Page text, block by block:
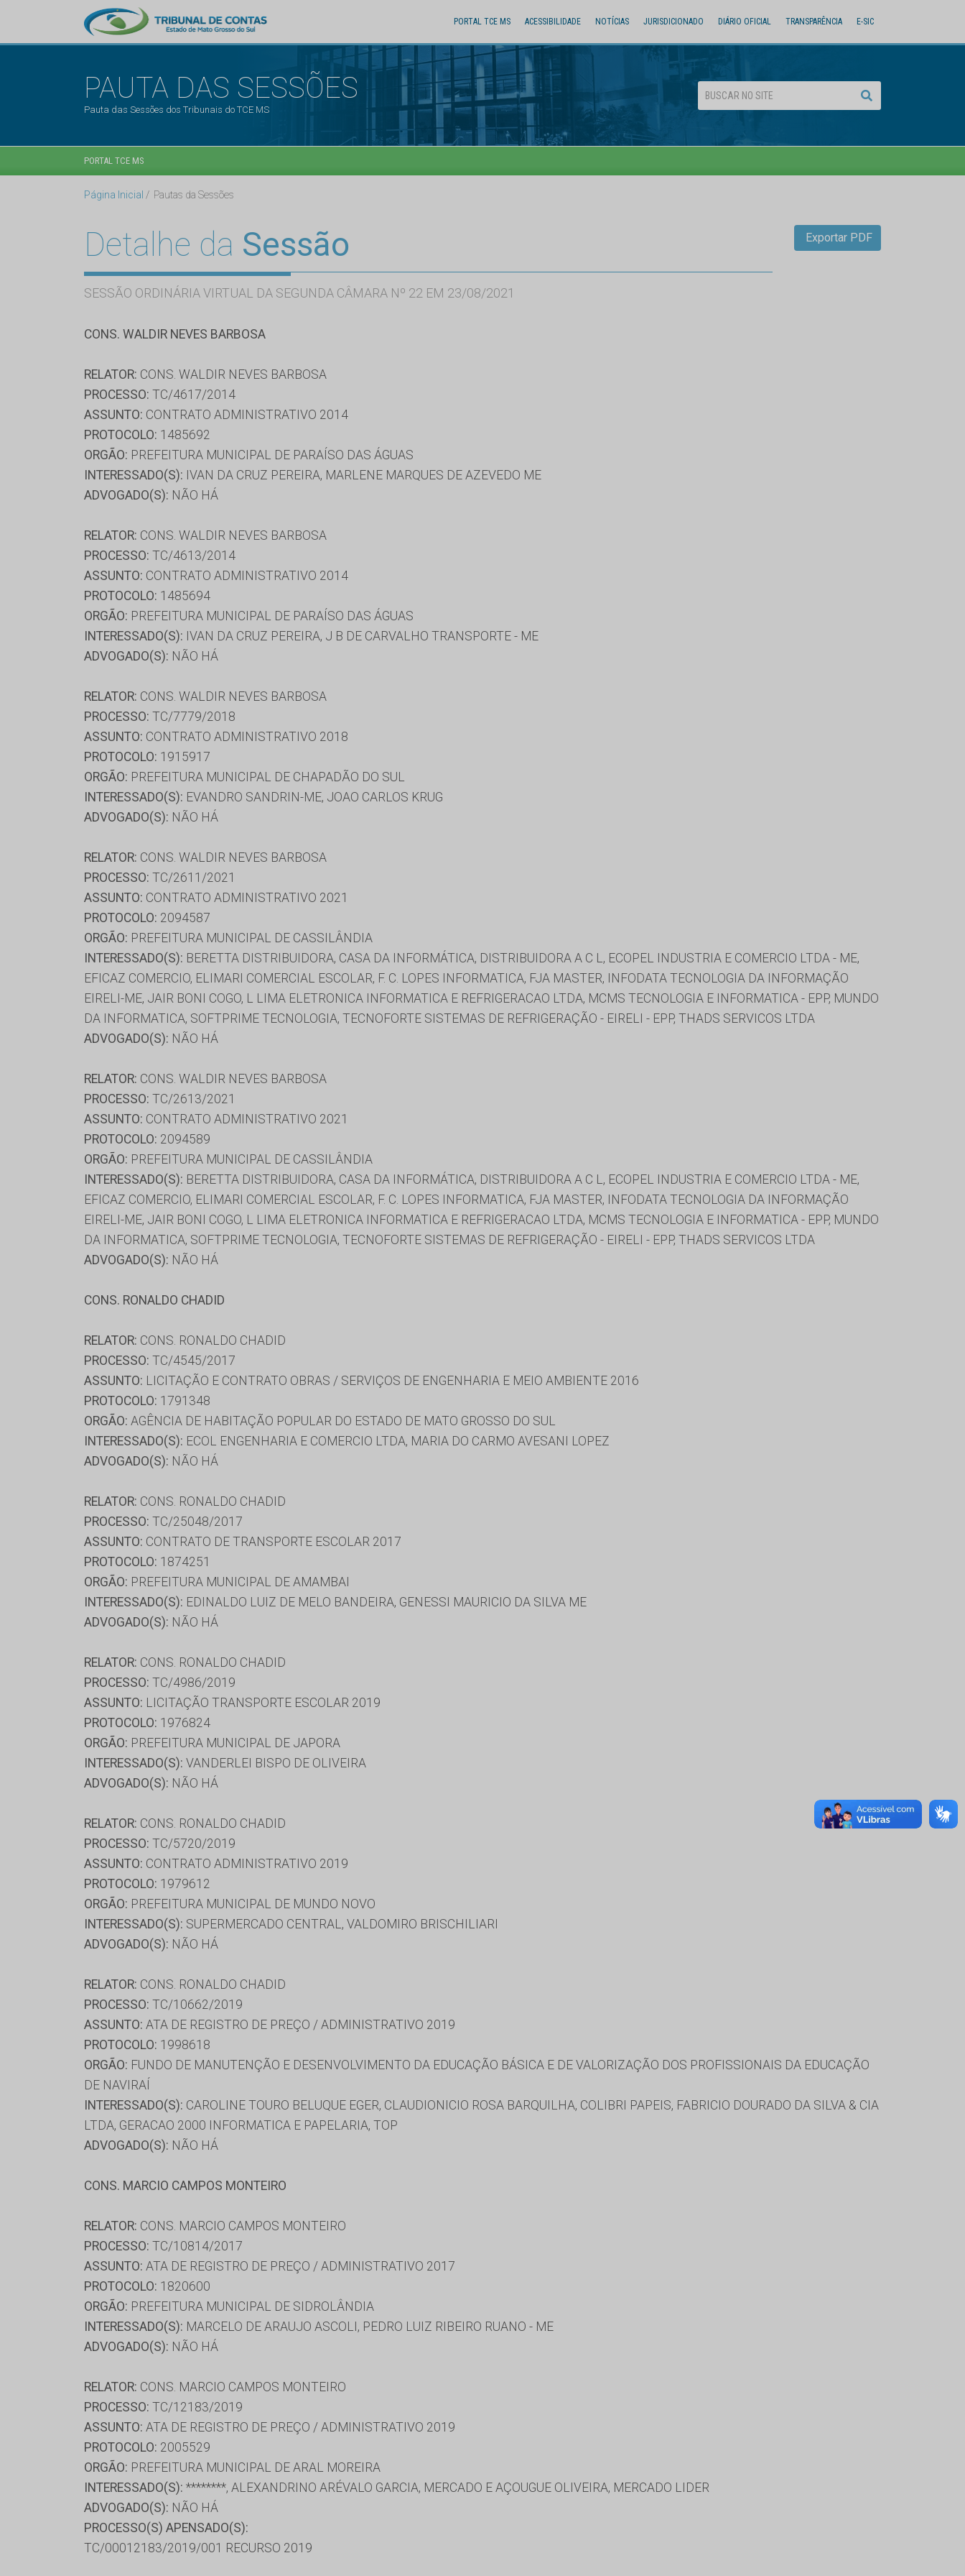
PORTAL TCE MS ACESSIBILIDADE NOTÍCIAS JURISDICIONADO DIÁRIO OFICIAL TRANSPARÊNCIA E-SIC
PAUTA DAS SESSÕES
Pauta das Sessões dos Tribunais do TCE MS
PORTAL TCE MS
Página Inicial Pautas da Sessões
Detalhe da Sessão
SESSÃO ORDINÁRIA VIRTUAL DA SEGUNDA CÂMARA Nº 22 EM 23/08/2021
Exportar PDF
CONS. WALDIR NEVES BARBOSA
RELATOR: CONS. WALDIR NEVES BARBOSA
PROCESSO: TC/4617/2014
ASSUNTO: CONTRATO ADMINISTRATIVO 2014
PROTOCOLO: 1485692
ORGÃO: PREFEITURA MUNICIPAL DE PARAÍSO DAS ÁGUAS
INTERESSADO(S): IVAN DA CRUZ PEREIRA, MARLENE MARQUES DE AZEVEDO ME
ADVOGADO(S): NÃO HÁ
RELATOR: CONS. WALDIR NEVES BARBOSA
PROCESSO: TC/4613/2014
ASSUNTO: CONTRATO ADMINISTRATIVO 2014
PROTOCOLO: 1485694
ORGÃO: PREFEITURA MUNICIPAL DE PARAÍSO DAS ÁGUAS
INTERESSADO(S): IVAN DA CRUZ PEREIRA, J B DE CARVALHO TRANSPORTE - ME
ADVOGADO(S): NÃO HÁ
RELATOR: CONS. WALDIR NEVES BARBOSA
PROCESSO: TC/7779/2018
ASSUNTO: CONTRATO ADMINISTRATIVO 2018
PROTOCOLO: 1915917
ORGÃO: PREFEITURA MUNICIPAL DE CHAPADÃO DO SUL
INTERESSADO(S): EVANDRO SANDRIN-ME, JOAO CARLOS KRUG
ADVOGADO(S): NÃO HÁ
RELATOR: CONS. WALDIR NEVES BARBOSA
PROCESSO: TC/2611/2021
ASSUNTO: CONTRATO ADMINISTRATIVO 2021
PROTOCOLO: 2094587
ORGÃO: PREFEITURA MUNICIPAL DE CASSILÂNDIA
INTERESSADO(S): BERETTA DISTRIBUIDORA, CASA DA INFORMÁTICA, DISTRIBUIDORA A C L, ECOPEL INDUSTRIA E COMERCIO LTDA - ME,
EFICAZ COMERCIO, ELIMARI COMERCIAL ESCOLAR, F. C. LOPES INFORMATICA, FJA MASTER, INFODATA TECNOLOGIA DA INFORMAÇÃO
EIRELI-ME, JAIR BONI COGO, L LIMA ELETRONICA INFORMATICA E REFRIGERACAO LTDA, MCMS TECNOLOGIA E INFORMATICA - EPP, MUNDO
DA INFORMATICA, SOFTPRIME TECNOLOGIA, TECNOFORTE SISTEMAS DE REFRIGERAÇÃO - EIRELI - EPP, THADS SERVICOS LTDA
ADVOGADO(S): NÃO HÁ
RELATOR: CONS. WALDIR NEVES BARBOSA
PROCESSO: TC/2613/2021
ASSUNTO: CONTRATO ADMINISTRATIVO 2021
PROTOCOLO: 2094589
ORGÃO: PREFEITURA MUNICIPAL DE CASSILÂNDIA
INTERESSADO(S): BERETTA DISTRIBUIDORA, CASA DA INFORMÁTICA, DISTRIBUIDORA A C L, ECOPEL INDUSTRIA E COMERCIO LTDA - ME,
EFICAZ COMERCIO, ELIMARI COMERCIAL ESCOLAR, F. C. LOPES INFORMATICA, FJA MASTER, INFODATA TECNOLOGIA DA INFORMAÇÃO
EIRELI-ME, JAIR BONI COGO, L LIMA ELETRONICA INFORMATICA E REFRIGERACAO LTDA, MCMS TECNOLOGIA E INFORMATICA - EPP, MUNDO
DA INFORMATICA, SOFTPRIME TECNOLOGIA, TECNOFORTE SISTEMAS DE REFRIGERAÇÃO - EIRELI - EPP, THADS SERVICOS LTDA
ADVOGADO(S): NÃO HÁ
CONS. RONALDO CHADID
RELATOR: CONS. RONALDO CHADID
PROCESSO: TC/4545/2017
ASSUNTO: LICITAÇÃO E CONTRATO OBRAS / SERVIÇOS DE ENGENHARIA E MEIO AMBIENTE 2016
PROTOCOLO: 1791348
ORGÃO: AGÊNCIA DE HABITAÇÃO POPULAR DO ESTADO DE MATO GROSSO DO SUL
INTERESSADO(S): ECOL ENGENHARIA E COMERCIO LTDA, MARIA DO CARMO AVESANI LOPEZ
ADVOGADO(S): NÃO HÁ
RELATOR: CONS. RONALDO CHADID
PROCESSO: TC/25048/2017
ASSUNTO: CONTRATO DE TRANSPORTE ESCOLAR 2017
PROTOCOLO: 1874251
ORGÃO: PREFEITURA MUNICIPAL DE AMAMBAI
INTERESSADO(S): EDINALDO LUIZ DE MELO BANDEIRA, GENESSI MAURICIO DA SILVA ME
ADVOGADO(S): NÃO HÁ
RELATOR: CONS. RONALDO CHADID
PROCESSO: TC/4986/2019
ASSUNTO: LICITAÇÃO TRANSPORTE ESCOLAR 2019
PROTOCOLO: 1976824
ORGÃO: PREFEITURA MUNICIPAL DE JAPORA
INTERESSADO(S): VANDERLEI BISPO DE OLIVEIRA
ADVOGADO(S): NÃO HÁ
RELATOR: CONS. RONALDO CHADID
PROCESSO: TC/5720/2019
ASSUNTO: CONTRATO ADMINISTRATIVO 2019
PROTOCOLO: 1979612
ORGÃO: PREFEITURA MUNICIPAL DE MUNDO NOVO
INTERESSADO(S): SUPERMERCADO CENTRAL, VALDOMIRO BRISCHILIARI
ADVOGADO(S): NÃO HÁ
RELATOR: CONS. RONALDO CHADID
PROCESSO: TC/10662/2019
ASSUNTO: ATA DE REGISTRO DE PREÇO / ADMINISTRATIVO 2019
PROTOCOLO: 1998618
ORGÃO: FUNDO DE MANUTENÇÃO E DESENVOLVIMENTO DA EDUCAÇÃO BÁSICA E DE VALORIZAÇÃO DOS PROFISSIONAIS DA EDUCAÇÃO
DE NAVIRAÍ
INTERESSADO(S): CAROLINE TOURO BELUQUE EGER, CLAUDIONICIO ROSA BARQUILHA, COLIBRI PAPEIS, FABRICIO DOURADO DA SILVA & CIA
LTDA, GERACAO 2000 INFORMATICA E PAPELARIA, TOP
ADVOGADO(S): NÃO HÁ
CONS. MARCIO CAMPOS MONTEIRO
RELATOR: CONS. MARCIO CAMPOS MONTEIRO
PROCESSO: TC/10814/2017
ASSUNTO: ATA DE REGISTRO DE PREÇO / ADMINISTRATIVO 2017
PROTOCOLO: 1820600
ORGÃO: PREFEITURA MUNICIPAL DE SIDROLÂNDIA
INTERESSADO(S): MARCELO DE ARAUJO ASCOLI, PEDRO LUIZ RIBEIRO RUANO - ME
ADVOGADO(S): NÃO HÁ
RELATOR: CONS. MARCIO CAMPOS MONTEIRO
PROCESSO: TC/12183/2019
ASSUNTO: ATA DE REGISTRO DE PREÇO / ADMINISTRATIVO 2019
PROTOCOLO: 2005529
ORGÃO: PREFEITURA MUNICIPAL DE ARAL MOREIRA
INTERESSADO(S): ********, ALEXANDRINO ARÉVALO GARCIA, MERCADO E AÇOUGUE OLIVEIRA, MERCADO LIDER
ADVOGADO(S): NÃO HÁ
PROCESSO(S) APENSADO(S):
TC/00012183/2019/001 RECURSO 2019